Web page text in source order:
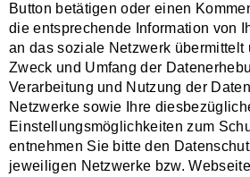
Button betätigen oder einen
die entsprechende Information von
an das soziale Netzwerk übermittelt
Zweck und Umfang der
Verarbeitung und Nutzung der
Netzwerke sowie Ihre
Einstellungsmöglichkeiten zum
entnehmen Sie bitte den
jeweiligen Netzwerke bzw.